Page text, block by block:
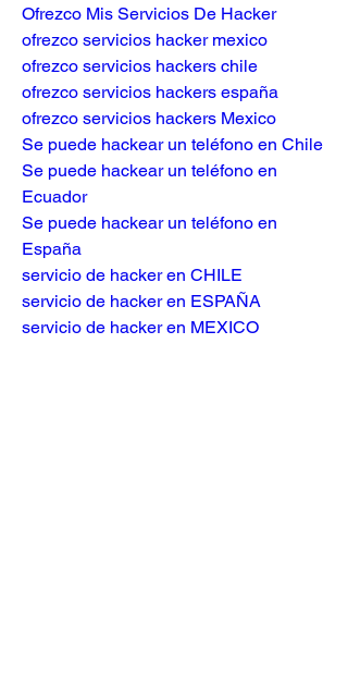
Ofrezco Mis Servicios De Hacker
ofrezco servicios hacker mexico
ofrezco servicios hackers chile
ofrezco servicios hackers españa
ofrezco servicios hackers Mexico
Se puede hackear un teléfono en Chile
Se puede hackear un teléfono en
Ecuador
Se puede hackear un teléfono en
España
servicio de hacker en CHILE
servicio de hacker en ESPAÑA
servicio de hacker en MEXICO